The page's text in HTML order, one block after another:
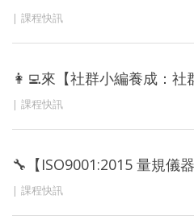
課程快訊
👩‍💻來【社群小編養成：
課程快訊
🔧【ISO9001:2015 量規儀
課程快訊